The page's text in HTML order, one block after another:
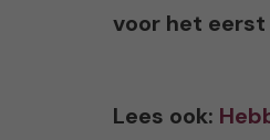
voor het
Lees ook: